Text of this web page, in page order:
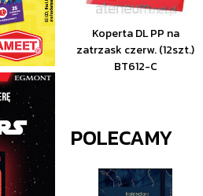
Koperta DL PP na
zatrzask czerw. (12szt.)
BT612-C
POLECAMY